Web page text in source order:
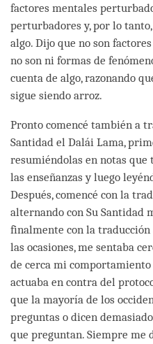
factores mentales
perturbadores y, por lo
algo. Dijo que no son
no son ni formas de
cuenta de algo, razonando
sigue siendo arroz.
Pronto comencé también a
Santidad el Dalái Lama,
resumiéndolas en notas que
las enseñanzas y luego
Después, comencé con la
alternando con Su Santidad
finalmente con la
las ocasiones, me sentaba
de cerca mi comportamiento
actuaba en contra del
que la mayoría de los
preguntas o dicen
que preguntan. Siempre me